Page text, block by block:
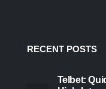
RECENT POSTS
Telbet: